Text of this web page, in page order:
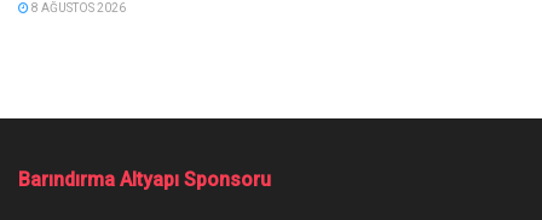
8 AĞUSTOS 2026
Barındırma Altyapı Sponsoru